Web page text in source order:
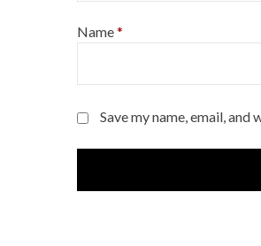
Name*
Save my name, email,